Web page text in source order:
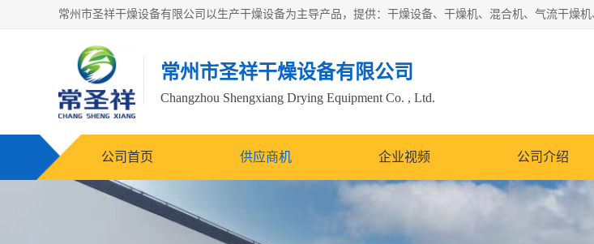
常州市圣祥干燥设备有限公司
Changzhou Shengxiang Drying Equipment Co. , Ltd.
公司首页 供应商机 企业视频 公司介绍